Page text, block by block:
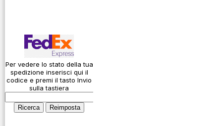
Codice Q
Come si usa un
cavo
Connessioni
microfoniche
Cosa è l' ADS-B
Per vedere lo stato della tua
spedizione inserisci qui il
codice e premi il tasto Invio
sulla tastiera